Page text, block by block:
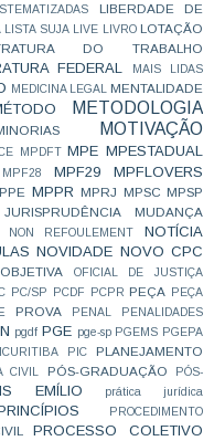
LIBERDADE DE
LISTA SUJA LIVE LIVRO LOTAÇÃO
DO TRABALHO
FEDERAL
MAIS LIDAS
MEDICINA LEGAL MENTALIDADE
METODOLOGIA
MOTIVAÇÃO
MPDFT MPE MPESTADUAL
MPF28 MPF29
MPFLOVERS
MPPR MPRJ MPSC MPSP
MUDANÇA
NON REFOULEMENT
NOTÍCIA
NOVIDADE NOVO CPC
OBJETIVA OFICIAL DE JUSTIÇA
PC/SP PCDF PCPR PEÇA
PEÇA
PROVA PENAL PENALIDADES
pgdf PGE pge-sp PGEMS PGEPA
PIC PLANEJAMENTO
CIVIL PÓS-GRADUAÇÃO
PÓS-
EMÍLIO prática jurídica
PROCEDIMENTO
PROCESSO COLETIVO